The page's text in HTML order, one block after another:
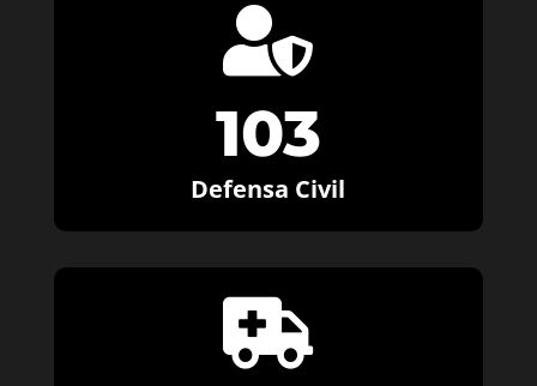

103
Defensa Civil
